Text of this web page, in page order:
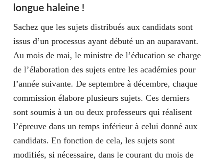
longue haleine !
Sachez que les sujets distribués aux candidats sont
issus d’un processus ayant débuté un an auparavant.
Au mois de mai, le ministre de l’éducation se charge
de l’élaboration des sujets entre les académies pour
l’année suivante. De septembre à décembre, chaque
commission élabore plusieurs sujets. Ces derniers
sont soumis à un ou deux professeurs qui réalisent
l’épreuve dans un temps inférieur à celui donné aux
candidats. En fonction de cela, les sujets sont
modifiés, si nécessaire, dans le courant du mois de